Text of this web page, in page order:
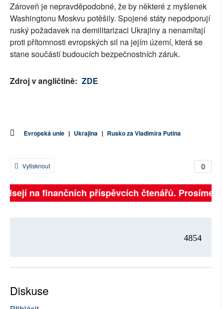
Zároveň je nepravděpodobné, že by některé z myšlenek
Washingtonu Moskvu potěšily. Spojené státy nepodporují
ruský požadavek na demilitarizaci Ukrajiny a nenamítají
proti přítomnosti evropských sil na jejím území, která se
stane součástí budoucích bezpečnostních záruk.
Zdroj v angličtině: ZDE
Evropská unie | Ukrajina | Rusko za Vladimíra Putina
0
Vytisknout
na finančních příspěvcích čtenářů. Prosíme,
4854
Diskuse